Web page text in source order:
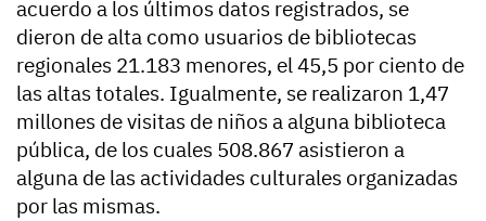
acuerdo a los últimos datos registrados, se
dieron de alta como usuarios de bibliotecas
regionales 21.183 menores, el 45,5 por ciento de
las altas totales. Igualmente, se realizaron 1,47
millones de visitas de niños a alguna biblioteca
pública, de los cuales 508.867 asistieron a
alguna de las actividades culturales organizadas
por las mismas.